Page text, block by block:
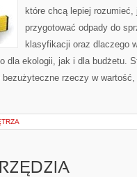
które chcą lepiej
przygotować odpady do
klasyfikacji oraz dlaczego
dla ekologii, jak i dla budżetu.
rzeczy w